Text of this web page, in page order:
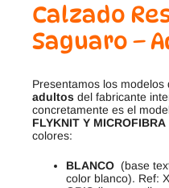
Calzado
Saguaro –
Presentamos los modelos
adultos del fabricante
concretamente es el
FLYKNIT Y MICROFIBRA
colores:
BLANCO (base
color blanco). Ref: